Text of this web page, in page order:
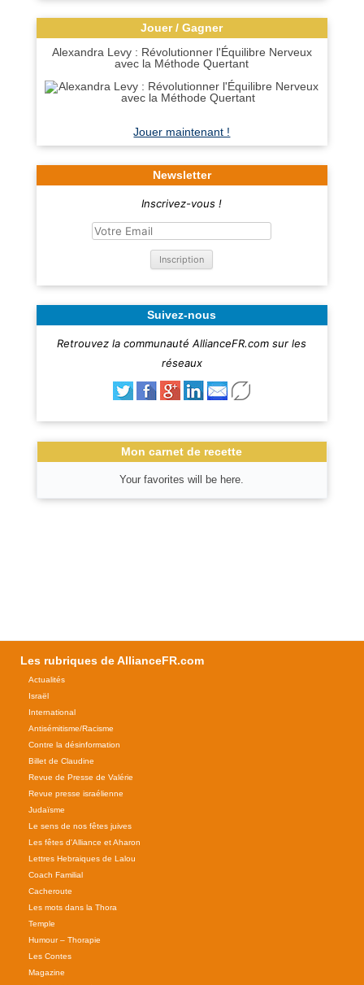
Jouer / Gagner
Alexandra Levy : Révolutionner l'Équilibre Nerveux
avec la Méthode Quertant
Jouer maintenant !
Newsletter
Inscrivez-vous !
Suivez-nous
Retrouvez la communauté AllianceFR.com sur les
réseaux
Mon carnet de recette
Your favorites will be here.
Les rubriques de AllianceFR.com
Actualités
Israël
International
Antisémitisme/Racisme
Contre la désinformation
Billet de Claudine
Revue de Presse de Valérie
Revue presse israélienne
Judaïsme
Le sens de nos fêtes juives
Les fêtes d'Alliance et Aharon
Lettres Hebraiques de Lalou
Coach Familial
Cacheroute
Les mots dans la Thora
Temple
Humour – Thorapie
Les Contes
Magazine